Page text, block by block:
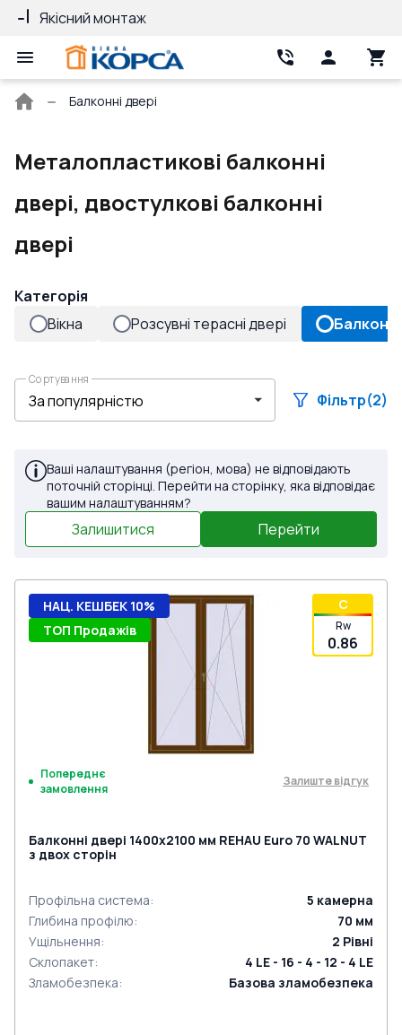
Якісний монтаж
Головна
Балконні двері
Металопластикові балконні
двері, двостулкові балконні
двері
Категорія
Вікна
Розсувні терасні двері
Сортування
Фільтр(2)
Ваші налаштування (регіон, мова) не відповідають
поточній сторінці. Перейти на сторінку, яка відповідає
вашим налаштуванням?
Залишитися Перейти
C
Rw
0.86
НАЦ. КЕШБЕК 10%
ТОП Продажів
Попереднє
замовлення
Залиште відгук
Балконні двері 1400x2100 мм REHAU Euro 70 WALNUT
з двох сторін
Профільна система: 5 камерна
Глибина профілю: 70 мм
Ущільнення: 2 Рівні
Склопакет:
4 LE - 16 - 4 - 12 - 4 LE
Зламобезпека: Базова зламобезпека